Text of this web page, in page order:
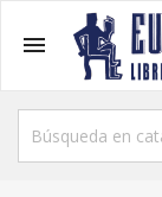
